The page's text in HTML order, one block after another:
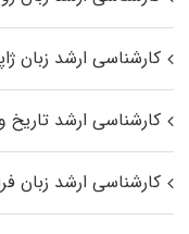
کارشناسی ارشد زبان
کارشناسی ارشد تاریخ
کارشناسی ارشد زبان